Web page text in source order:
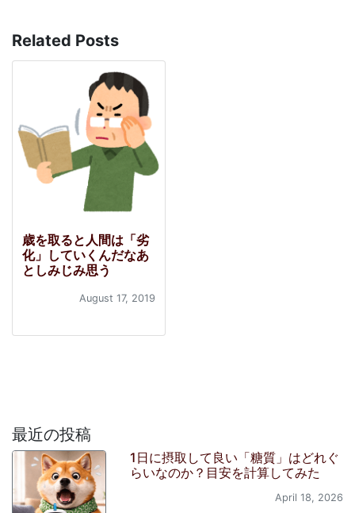
Related Posts
歳を取ると人間は「劣
化」していくんだなあ
としみじみ思う
August 17, 2019
最近の投稿
1日に摂取して良い「糖質」はどれぐ
らいなのか？目安を計算してみた
April 18, 2026